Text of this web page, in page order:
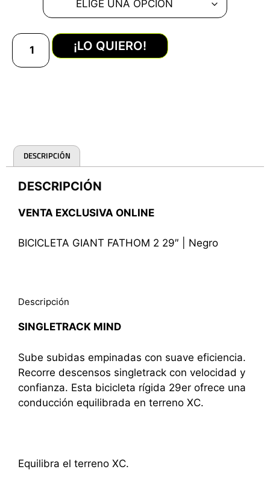
¡LO QUIERO!
DESCRIPCIÓN
DESCRIPCIÓN
VENTA EXCLUSIVA ONLINE
BICICLETA GIANT FATHOM 2 29″ | Negro
Descripción
SINGLETRACK MIND
Sube subidas empinadas con suave eficiencia.
Recorre descensos singletrack con velocidad y
confianza. Esta bicicleta rígida 29er ofrece una
conducción equilibrada en terreno XC.
Equilibra el terreno XC.